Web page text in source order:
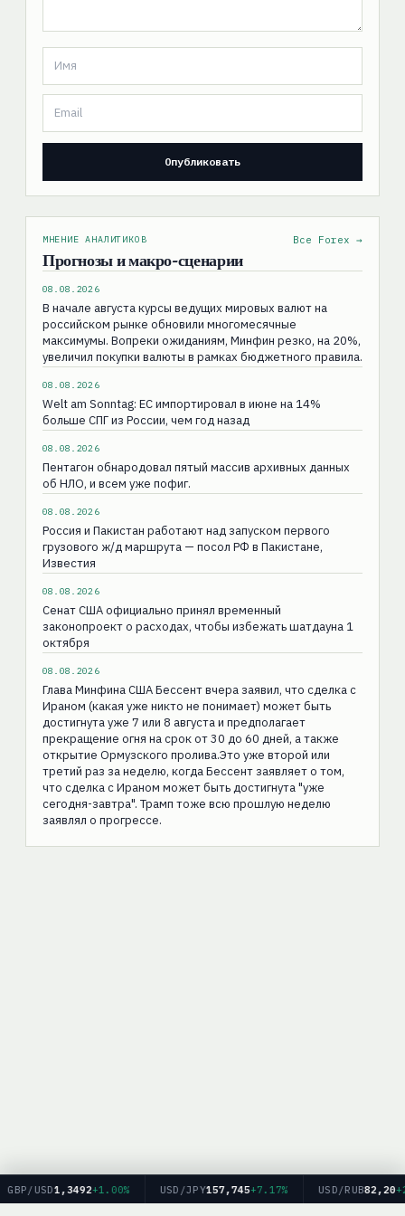
МНЕНИЕ АНАЛИТИКОВ
Прогнозы и макро-сценарии
Все Forex →
08.08.2026
В начале августа курсы ведущих мировых валют на
российском рынке обновили многомесячные
максимумы. Вопреки ожиданиям, Минфин резко, на 20%,
увеличил покупки валюты в рамках бюджетного правила.
08.08.2026
Welt am Sonntag: ЕС импортировал в июне на 14%
больше СПГ из России, чем год назад
08.08.2026
Пентагон обнародовал пятый массив архивных данных
об НЛО, и всем уже пофиг.
08.08.2026
Россия и Пакистан работают над запуском первого
грузового ж/д маршрута — посол РФ в Пакистане,
Известия
08.08.2026
Сенат США официально принял временный
законопроект о расходах, чтобы избежать шатдауна 1
октября
08.08.2026
Глава Минфина США Бессент вчера заявил, что сделка с
Ираном (какая уже никто не понимает) может быть
достигнута уже 7 или 8 августа и предполагает
прекращение огня на срок от 30 до 60 дней, а также
открытие Ормузского пролива.Это уже второй или
третий раз за неделю, когда Бессент заявляет о том,
что сделка с Ираном может быть достигнута "уже
сегодня-завтра". Трамп тоже всю прошлую неделю
заявлял о прогрессе.
USD1,3492+1.00% USD/JPY157,745+7.17% USD/RUB82,20